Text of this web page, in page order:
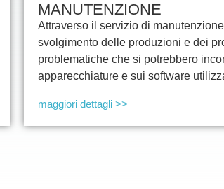
MANUTENZIONE
Attraverso il servizio di
svolgimento delle produzioni e dei
problematiche che si potrebbero
apparecchiature e sui software
maggiori dettagli >>